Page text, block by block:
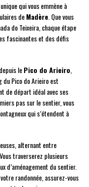
qui vous emmène à
deMadère. Que vous
do Teixeira, chaque étape
fascinantes et des défis
lePico do Arieiro,
du Pico do Arieiro est
de départ idéal avec ses
pas sur le sentier, vous
qui s’étendent à
alternant entre
traverserez plusieurs
d’aménagement du sentier.
randonnée, assurez-vous